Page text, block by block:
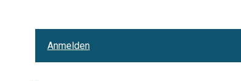
Anmelden